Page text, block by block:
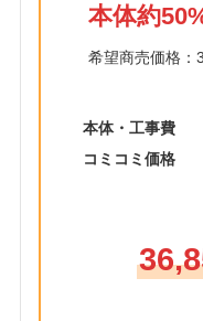
本体約
希望商売価格：
本体・工事費
コミコミ価格